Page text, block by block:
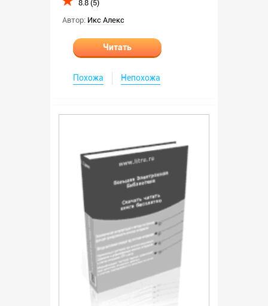
8.8 (5)
Автор: Икс Алекс
Читать
Похожа Непохожа